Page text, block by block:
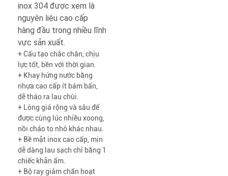
inox 304 được xem là
nguyên liệu cao cấp
hàng đầu trong nhiều lĩnh
vực sản xuất.
+ Cấu tạo chắc chắn, chịu
lực tốt, bền với thời gian.
+ Khay hứng nước bằng
nhựa cao cấp ít bám bẩn,
dễ tháo ra lau chùi.
+ Lòng giá rộng và sâu để
được cùng lúc nhiều xoong,
nồi chảo to nhỏ khác nhau.
+ Bề mặt inox cao cấp, mịn
dễ dàng lau sạch chỉ bằng 1
chiếc khăn ẩm.
+ Bộ ray giảm chấn hoạt